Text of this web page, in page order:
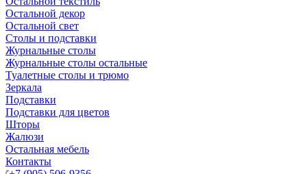
Остальной декор
Остальной свет
Столы и подставки
Журнальные столы
Журнальные столы остальные
Туалетные столы и трюмо
Зеркала
Подставки
Подставки для цветов
Шторы
Жалюзи
Остальная мебель
Контакты